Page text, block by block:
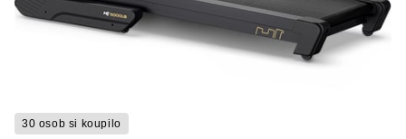
30 osob si koupilo